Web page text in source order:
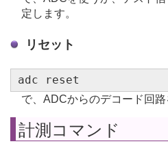
定します。
リセット
adc reset
で、ADCからのデコード回路
計測コマンド